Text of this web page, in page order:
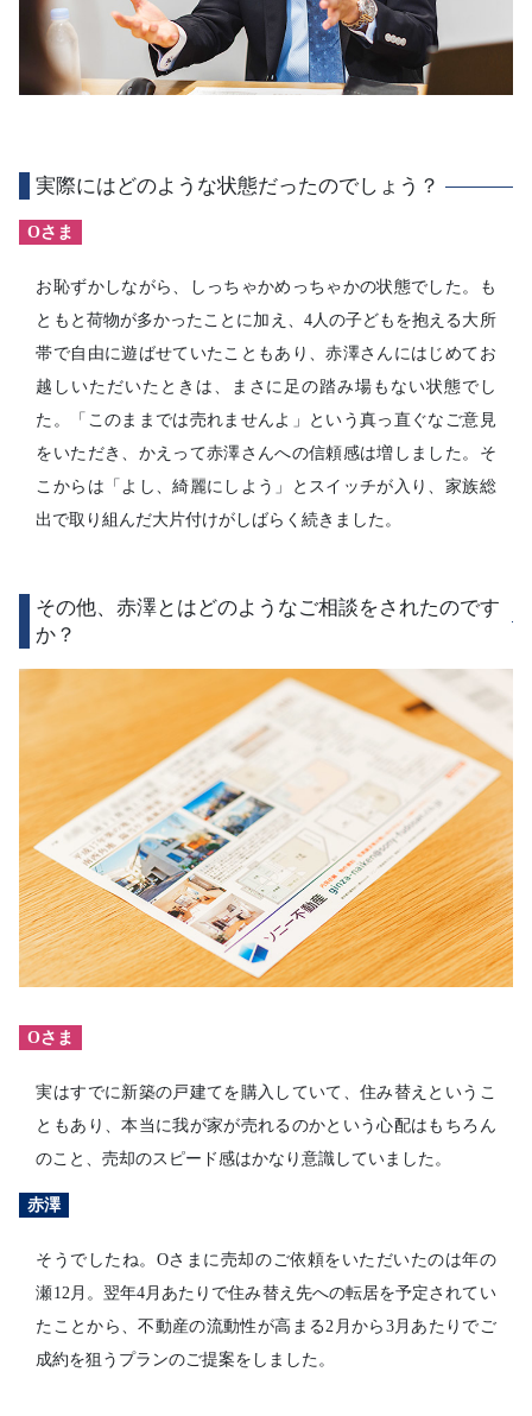
実際にはどのような状態だったのでしょう？
Oさま
お恥ずかしながら、しっちゃかめっちゃかの状態でした。も
ともと荷物が多かったことに加え、4人の子どもを抱える大所
帯で自由に遊ばせていたこともあり、赤澤さんにはじめてお
越しいただいたときは、まさに足の踏み場もない状態でし
た。「このままでは売れませんよ」という真っ直ぐなご意見
をいただき、かえって赤澤さんへの信頼感は増しました。そ
こからは「よし、綺麗にしよう」とスイッチが入り、家族総
出で取り組んだ大片付けがしばらく続きました。
その他、赤澤とはどのようなご相談をされたのです
か？
Oさま
実はすでに新築の戸建てを購入していて、住み替えというこ
ともあり、本当に我が家が売れるのかという心配はもちろん
のこと、売却のスピード感はかなり意識していました。
赤澤
そうでしたね。Oさまに売却のご依頼をいただいたのは年の
瀬12月。翌年4月あたりで住み替え先への転居を予定されてい
たことから、不動産の流動性が高まる2月から3月あたりでご
成約を狙うプランのご提案をしました。